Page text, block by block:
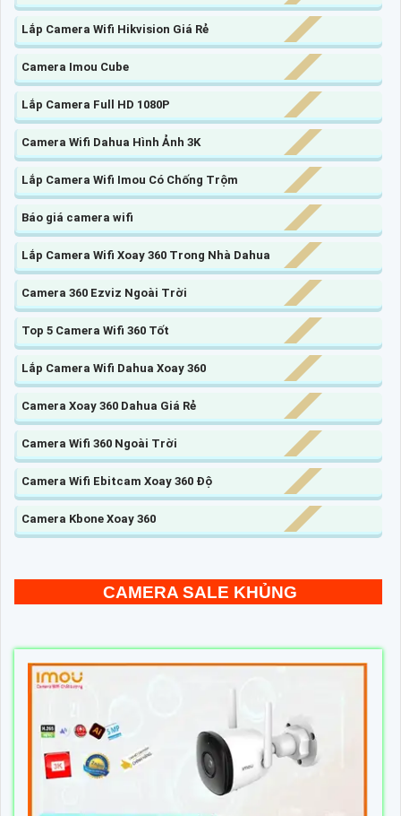
Lắp Camera Wifi Hikvision Giá Rẻ
Camera Imou Cube
Lắp Camera Full HD 1080P
Camera Wifi Dahua Hình Ảnh 3K
Lắp Camera Wifi Imou Có Chống Trộm
Báo giá camera wifi
Lắp Camera Wifi Xoay 360 Trong Nhà Dahua
Camera 360 Ezviz Ngoài Trời
Top 5 Camera Wifi 360 Tốt
Lắp Camera Wifi Dahua Xoay 360
Camera Xoay 360 Dahua Giá Rẻ
Camera Wifi 360 Ngoài Trời
Camera Wifi Ebitcam Xoay 360 Độ
Camera Kbone Xoay 360
CAMERA SALE KHỦNG